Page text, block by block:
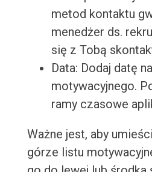
metod kontaktu
menedżer ds.
się z Tobą
Data: Dodaj datę
motywacyjnego.
ramy czasowe
Ważne jest, aby
górze listu